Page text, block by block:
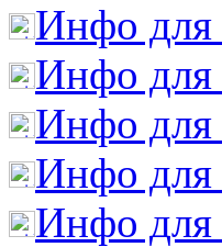
Инфо для
Инфо для
Инфо для
Инфо для
Инфо для